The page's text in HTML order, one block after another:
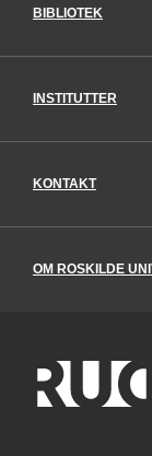
BIBLIOTEK
INSTITUTTER
KONTAKT
OM ROSKILDE